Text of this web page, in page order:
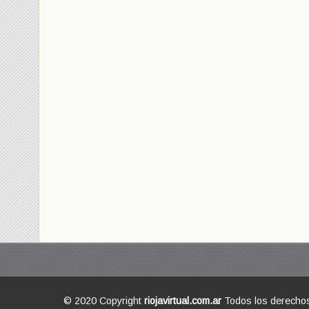
© 2020 Copyright riojavirtual.com.ar Todos los